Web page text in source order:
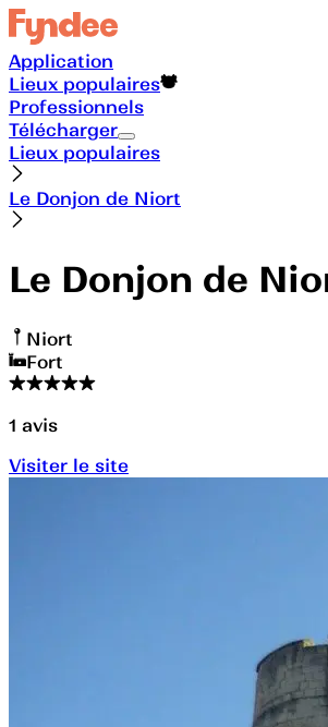
Application
Lieux populaires
Professionnels
Télécharger
Lieux populaires
Le Donjon de Niort
Le Donjon de
Niort
Fort
1 avis
Visiter le site